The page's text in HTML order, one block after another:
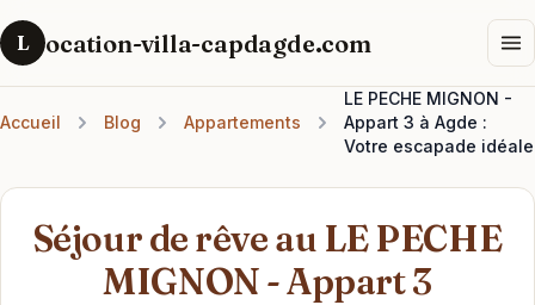
L ocation-villa-capdagde.com
Accueil Blog Appartements
LE PECHE MIGNON -
Appart 3 à Agde :
Votre escapade idéale
Séjour de rêve au LE PECHE
MIGNON - Appart 3